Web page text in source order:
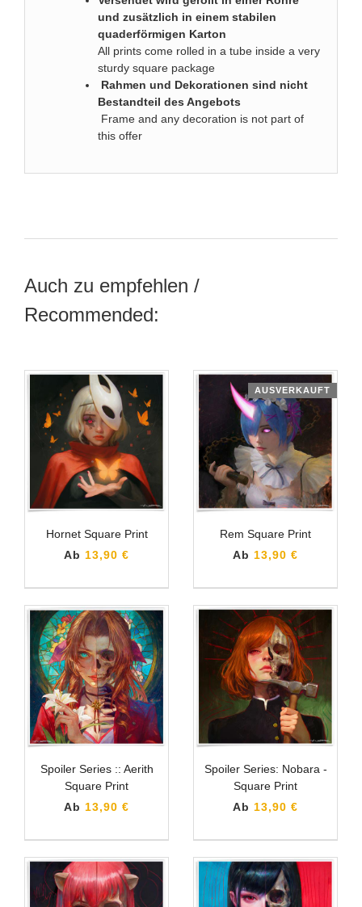
und zusätzlich in einem stabilen
quaderförmigen Karton
All prints come rolled in a tube inside a very
sturdy square package
Rahmen und Dekorationen sind nicht
Bestandteil des Angebots
Frame and any decoration is not part of
this offer
Auch zu empfehlen /
Recommended:
Hornet Square Print
Ab 13,90 €
AUSVERKAUFT
Rem Square Print
Ab 13,90 €
Spoiler Series :: Aerith
Square Print
Ab 13,90 €
Spoiler Series: Nobara -
Square Print
Ab 13,90 €